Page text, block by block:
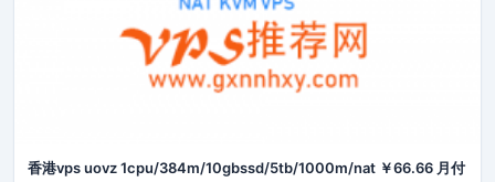
香港vps uovz 1cpu/384m/10gbssd/5tb/1000m/nat ￥66.66 月付